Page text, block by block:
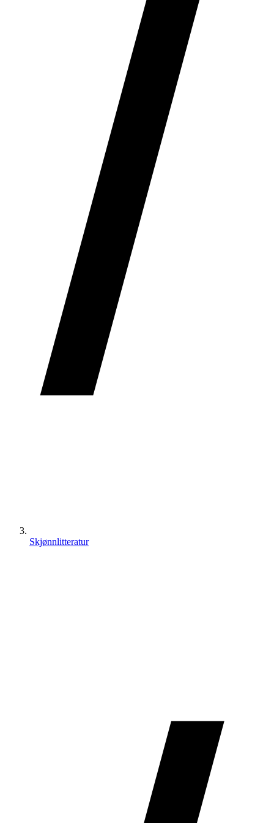
Skjønnlitteratur